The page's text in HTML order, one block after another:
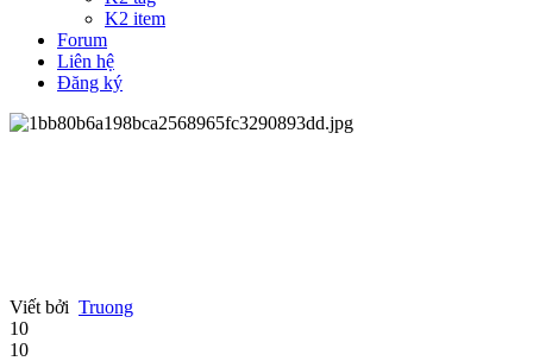
K2 item
Forum
Liên hệ
Đăng ký
Viết bởi Truong
10
10